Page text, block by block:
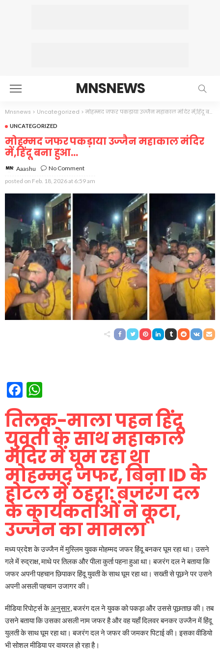
MNSNEWS
Mnsnews > Uncategorized >मोहम्मद जफर पकड़ाया उज्जैन महाकाल मंदिर में,हिंदू बना हुआ…
UNCATEGORIZED
मोहम्मद जफर पकड़ाया उज्जैन महाकाल मंदिर
में,हिंदू बना हुआ…
Aaashu
No Comment
posted on Feb. 18, 2026 at 6:59 am
Facebook
तिलक-माला पहन हिंदू
युवती के साथ महाकाल
मंदिर में घूम रहा था
मोहम्मद जफर, बिना ID के
होटल में ठहरा: बजरंग दल
के कार्यकर्ताओं ने कूटा,
उज्जैन का मामला
मध्य प्रदेश के उज्जैन में मुस्लिम युवक मोहम्मद जफर हिंदू बनकर घूम रहा था। उसने
गले में रुद्राक्ष, माथे पर तिलक और पीला कुर्ता पहना हुआ था। बजरंग दल ने बताया कि
जफर अपनी पहचान छिपाकर हिंदू युवती के साथ घूम रहा था। सख्ती से पूछने पर उसने
अपनी असली पहचान उजागर की।
मीडिया रिपोर्ट्स केअनुसार, बजरंग दल ने युवक को पकड़ा और उससे पूछताछ की। तब
उसने बताया कि उसका असली नाम जफर है और वह यहाँ दिलवर बनकर उज्जैन में हिंदू
युलती के साथ घूम रहा था। बजरंग दल ने जफर की जमकर पिटाई की। इसका वीडियो
भी सोशल मीडिया पर वायरल हो रहा है।